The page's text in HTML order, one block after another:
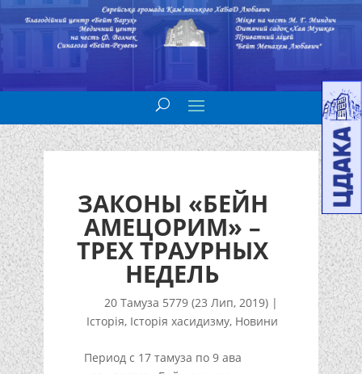
ЗАКОНЫ «БЕЙН
АМЕЦОРИМ» –
ТРЕХ ТРАУРНЫХ
НЕДЕЛЬ
20 Тамуза 5779 (23 Лип, 2019) |
Історія, Історія хасидизму, Новини
Период с 17 тамуза по 9 ава